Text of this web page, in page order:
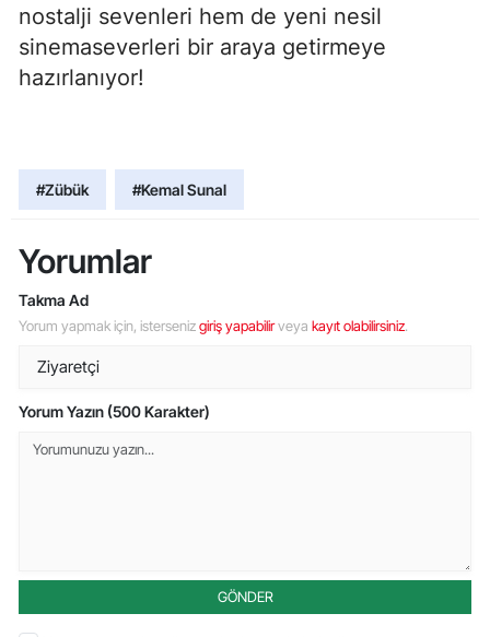
nostalji sevenleri hem de yeni nesil
sinemaseverleri bir araya getirmeye
hazırlanıyor!
#Zübük #Kemal Sunal
Yorumlar
Takma Ad
Yorum yapmak için, istersenizgiriş yapabilirveya kayıt olabilirsiniz.
Yorum Yazın (500 Karakter)
GÖNDER